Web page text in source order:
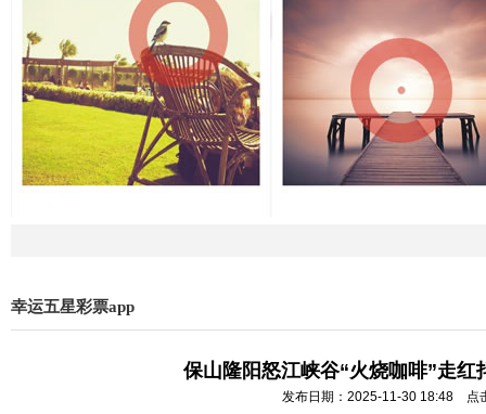
幸运五星彩票app
保山隆阳怒江峡谷“火烧咖啡”走红
发布日期：2025-11-30 18:48 点